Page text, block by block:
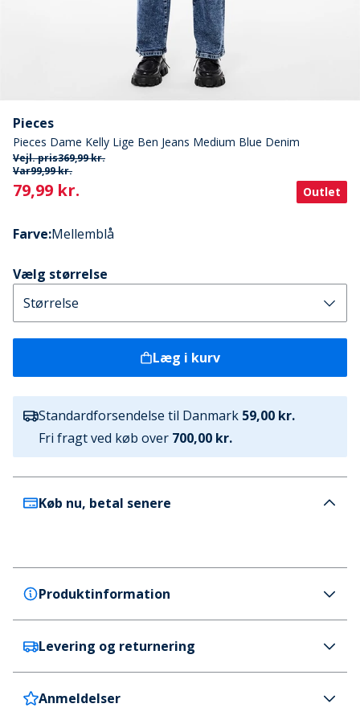
Pieces
Pieces Dame Kelly Lige Ben Jeans Medium Blue Denim
Vejl. pris369,99 kr.
Var99,99 kr.
Current
79,99 kr. Outlet
Farve:Mellemblå
Vælg størrelse
Læg i kurv
Standardforsendelse til Danmark 59,00 kr.
Fri fragt ved køb over 700,00 kr.
Køb nu, betal senere
Produktinformation
Pieces
Pieces Dame Kelly Lige Ben Jeans Medium Blue
Denim
Farve
Levering og returnering
Danmark
59 kr. (700 kr.+ GRATIS)
Anmeldelser